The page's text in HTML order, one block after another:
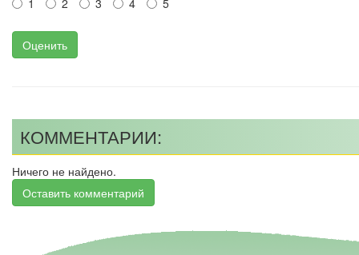
Оценить
КОММЕНТАРИИ:
Ничего не найдено.
Оставить комментарий